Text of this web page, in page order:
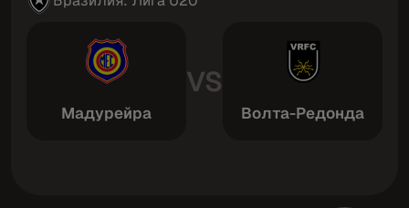
Мадурейра
VS
Волта-Редонда